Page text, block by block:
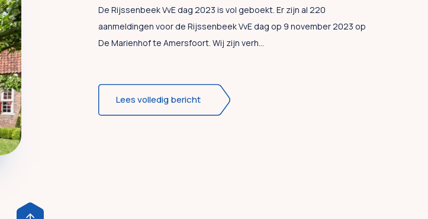
De Rijssenbeek VvE dag 2023 is vol geboekt. Er zijn al 220
aanmeldingen voor de Rijssenbeek VvE dag op 9 november 2023 op
De Marienhof te Amersfoort. Wij zijn verh...
Lees volledig bericht